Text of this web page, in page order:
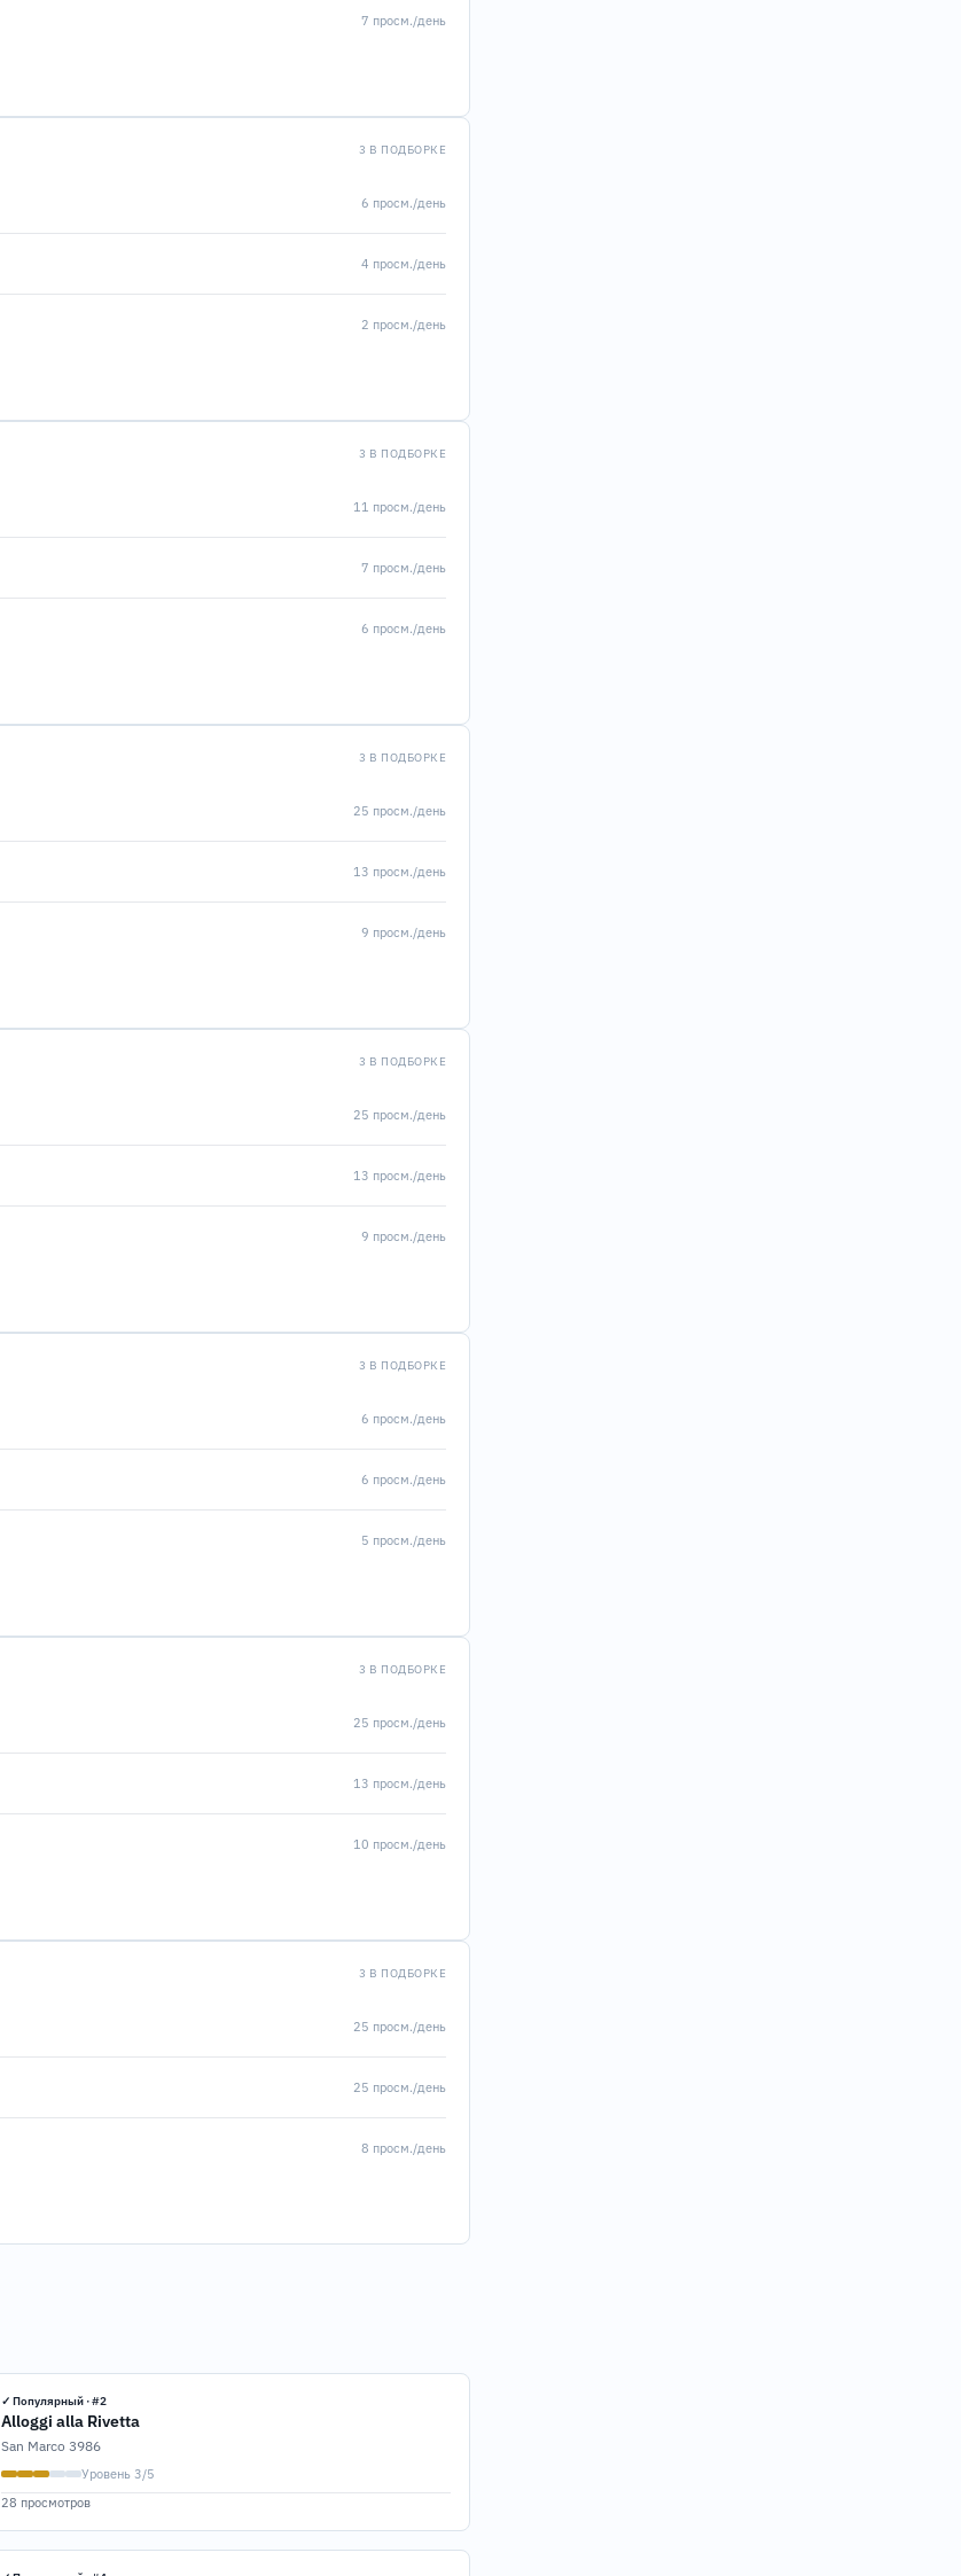
7 просм./день
3 В ПОДБОРКЕ
6 просм./день
4 просм./день
2 просм./день
3 В ПОДБОРКЕ
11 просм./день
7 просм./день
6 просм./день
3 В ПОДБОРКЕ
25 просм./день
13 просм./день
9 просм./день
3 В ПОДБОРКЕ
25 просм./день
13 просм./день
9 просм./день
3 В ПОДБОРКЕ
6 просм./день
6 просм./день
5 просм./день
3 В ПОДБОРКЕ
25 просм./день
13 просм./день
10 просм./день
3 В ПОДБОРКЕ
25 просм./день
25 просм./день
8 просм./день
✓ Популярный · #2
Alloggi alla Rivetta
San Marco 3986
Уровень 3/5
28 просмотров